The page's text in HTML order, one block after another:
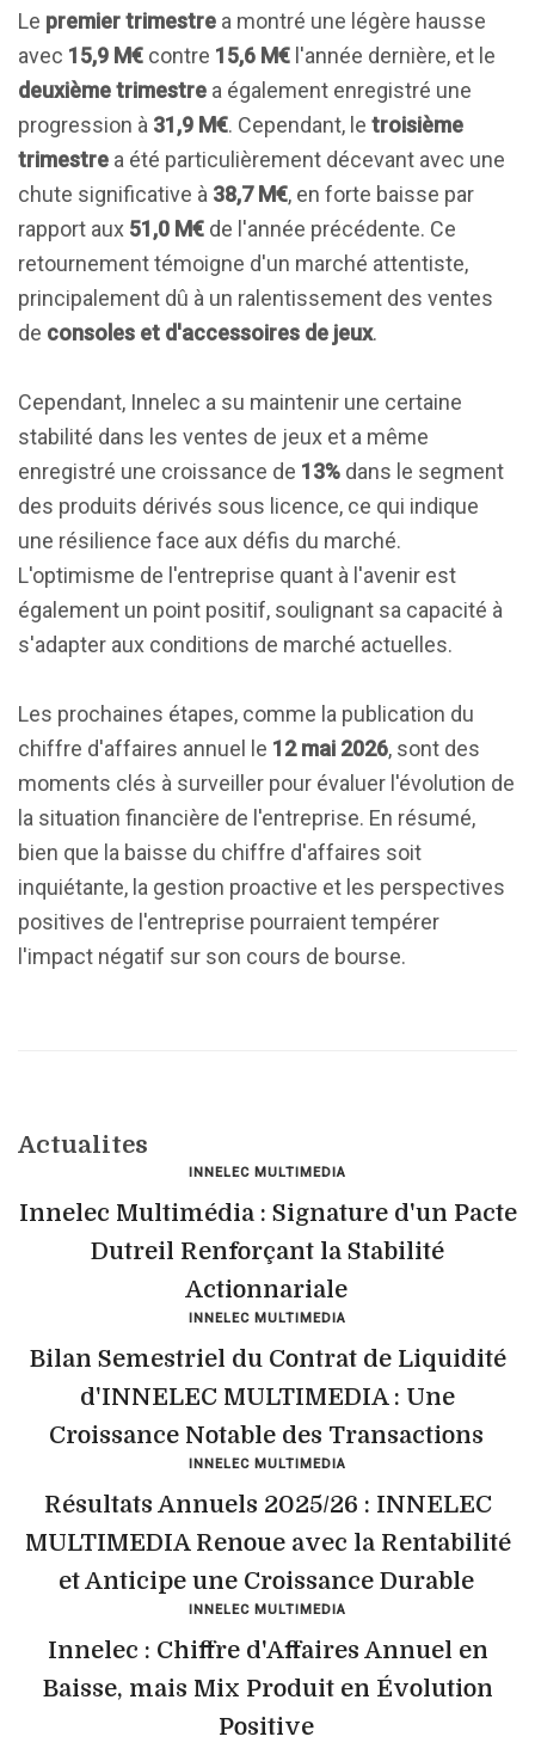
Le premier trimestre a montré une légère hausse
avec 15,9 M€ contre 15,6 M€ l'année dernière, et le
deuxième trimestre a également enregistré une
progression à 31,9 M€. Cependant, le troisième
trimestre a été particulièrement décevant avec une
chute significative à 38,7 M€, en forte baisse par
rapport aux 51,0 M€ de l'année précédente. Ce
retournement témoigne d'un marché attentiste,
principalement dû à un ralentissement des ventes
de consoles et d'accessoires de jeux.
Cependant, Innelec a su maintenir une certaine
stabilité dans les ventes de jeux et a même
enregistré une croissance de 13% dans le segment
des produits dérivés sous licence, ce qui indique
une résilience face aux défis du marché.
L'optimisme de l'entreprise quant à l'avenir est
également un point positif, soulignant sa capacité à
s'adapter aux conditions de marché actuelles.
Les prochaines étapes, comme la publication du
chiffre d'affaires annuel le 12 mai 2026, sont des
moments clés à surveiller pour évaluer l'évolution de
la situation financière de l'entreprise. En résumé,
bien que la baisse du chiffre d'affaires soit
inquiétante, la gestion proactive et les perspectives
positives de l'entreprise pourraient tempérer
l'impact négatif sur son cours de bourse.
Actualites
INNELEC MULTIMEDIA
Innelec Multimédia : Signature d'un Pacte
Dutreil Renforçant la Stabilité
Actionnariale
INNELEC MULTIMEDIA
Bilan Semestriel du Contrat de Liquidité
d'INNELEC MULTIMEDIA : Une
Croissance Notable des Transactions
INNELEC MULTIMEDIA
Résultats Annuels 2025/26 : INNELEC
MULTIMEDIA Renoue avec la Rentabilité
et Anticipe une Croissance Durable
INNELEC MULTIMEDIA
Innelec : Chiffre d'Affaires Annuel en
Baisse, mais Mix Produit en Évolution
Positive